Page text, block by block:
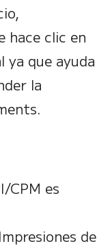
hace clic en
ya que ayuda
la
CPM es
de